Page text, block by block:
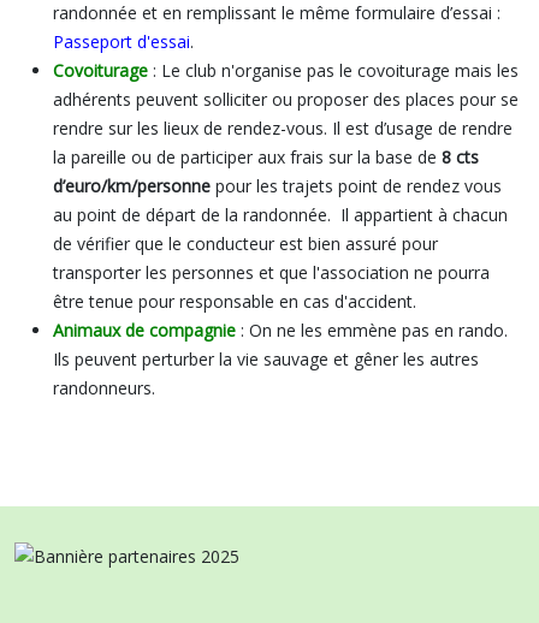
randonnée et en remplissant le même formulaire d’essai :
Passeport d'essai.
Covoiturage : Le club n'organise pas le covoiturage mais les
adhérents peuvent solliciter ou proposer des places pour se
rendre sur les lieux de rendez-vous. Il est d’usage de rendre
la pareille ou de participer aux frais sur la base de 8 cts
d’euro/km/personne pour les trajets point de rendez vous
au point de départ de la randonnée. Il appartient à chacun
de vérifier que le conducteur est bien assuré pour
transporter les personnes et que l'association ne pourra
être tenue pour responsable en cas d'accident.
Animaux de compagnie : On ne les emmène pas en rando.
Ils peuvent perturber la vie sauvage et gêner les autres
randonneurs.